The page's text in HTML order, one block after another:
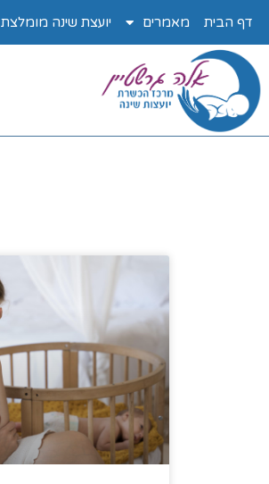
דף הבית מאמרים יועצת שינה מומלצת